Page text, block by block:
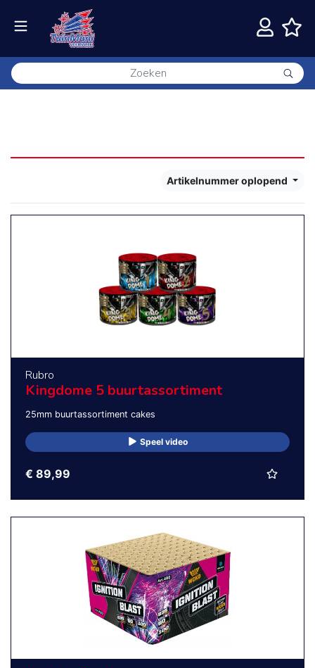
Artikelnummer oplopend
Rubro
Kingdome 5 buurtassortiment
25mm buurtassortiment cakes
Speel video
€ 89,99